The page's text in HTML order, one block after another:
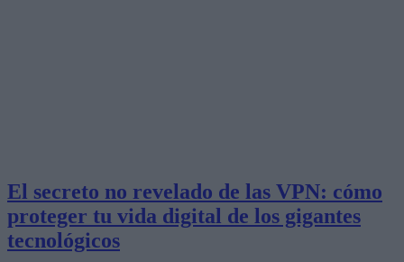
El secreto no revelado de las VPN: cómo
proteger tu vida digital de los gigantes
tecnológicos